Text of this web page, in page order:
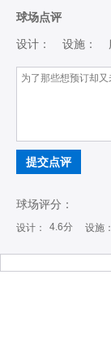
球场点评
设计： 设施：
提交点评
球场评分：
设计： 4.6分 设施：